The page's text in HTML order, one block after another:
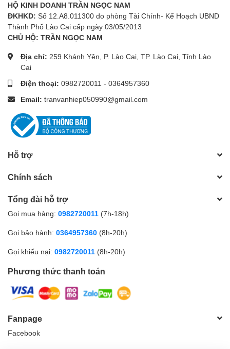
HỘ KINH DOANH TRẦN NGỌC NAM
ĐKHKD: Số 12.A8.011300 do phòng Tài Chính- Kế Hoạch UBND
Thành Phố Lào Cai cấp ngày 03/05/2013
CHỦ HỘ: TRẦN NGỌC NAM
Địa chỉ: 259 Khánh Yên, P. Lào Cai, TP. Lào Cai, Tỉnh Lào
Cai
Điện thoại: 0982720011 - 0364957360
Email: tranvanhiep050990@gmail.com
Hỗ trợ
Chính sách
Tổng đài hỗ trợ
Gọi mua hàng: 0982720011 (7h-18h)
Gọi bảo hành: 0364957360 (8h-20h)
Gọi khiếu nại: 0982720011 (8h-20h)
Phương thức thanh toán
Fanpage
Facebook